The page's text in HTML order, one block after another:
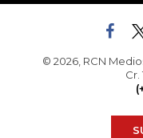
© 2026, RCN
Cr.